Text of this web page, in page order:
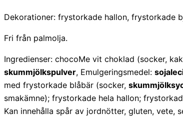
Dekorationer: frystorkade hallon, frystorkade
Fri från palmolja.
Ingredienser: chocoMe vit choklad (socker,
skummjölkspulver, Emulgeringsmedel:
med frystorkade blåbär (socker,
smakämne); frystorkade hela hallon;
Kan innehålla spår av jordnötter, gluten, vete,